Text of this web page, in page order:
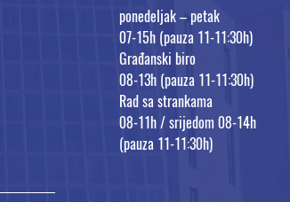
ponedeljak – petak
07-15h (pauza 11-11:30h)
Građanski biro
08-13h (pauza 11-11:30h)
Rad sa strankama
08-11h / srijedom 08-14h
(pauza 11-11:30h)